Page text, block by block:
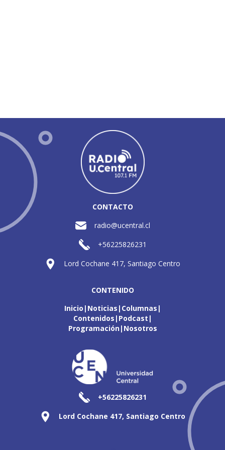
CONTACTO
radio@ucentral.cl
+56225826231
Lord Cochane 417, Santiago Centro
CONTENIDO
Inicio Noticias Columnas
Contenidos Podcast
Programación Nosotros
+56225826231
Lord Cochane 417, Santiago Centro